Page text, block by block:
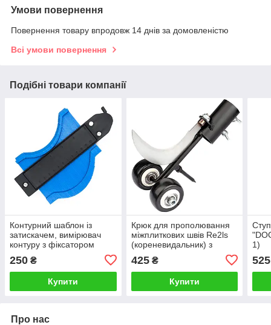
Умови повернення
Повернення товару впродовж 14 днів за домовленістю
Всі умови повернення
Подібні товари компанії
Контурний шаблон із
затискачем, вимірювач
контуру з фіксатором
Re2ls 125 мм, інструмент
для копіювання контуру
250 ₴
Купити
Крюк для прополювання
міжплиткових швів Re2ls
(кореневидальник) з
425₴
Купити
1)
525
Про нас